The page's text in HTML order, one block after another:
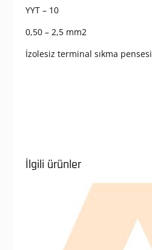
YYT – 10
0,50 – 2,5 mm2
İzolesiz terminal sıkma pensesi
İlgili ürünler